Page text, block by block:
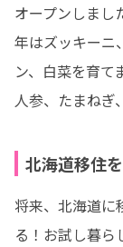
オープンしまし
年はズッキーニ
ン、白菜を育て
人参、たまねぎ
北海道移住
将来、北海道に
る！お試し暮ら